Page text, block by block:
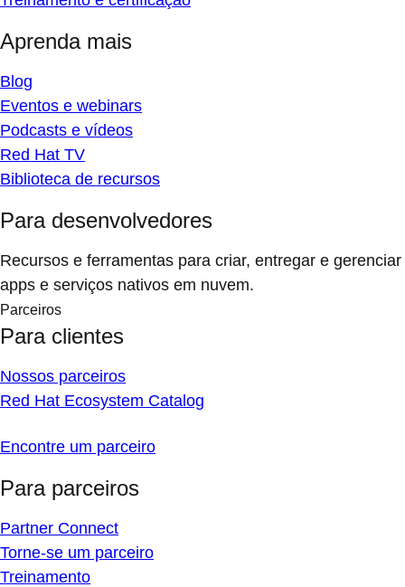
Aprenda mais
Blog
Eventos e webinars
Podcasts e vídeos
Red Hat TV
Biblioteca de recursos
Para desenvolvedores
Recursos e ferramentas para criar, entregar e gerenciar
apps e serviços nativos em nuvem.
Parceiros
Para clientes
Nossos parceiros
Red Hat Ecosystem Catalog
Encontre um parceiro
Para parceiros
Partner Connect
Torne-se um parceiro
Treinamento